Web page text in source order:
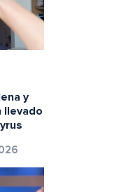
y
llevado